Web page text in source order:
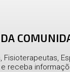
Fisioterapeutas,
receba